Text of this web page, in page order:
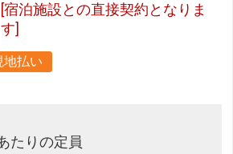
[宿泊施設との直接契約となりま
す]
地払い
たりの定員